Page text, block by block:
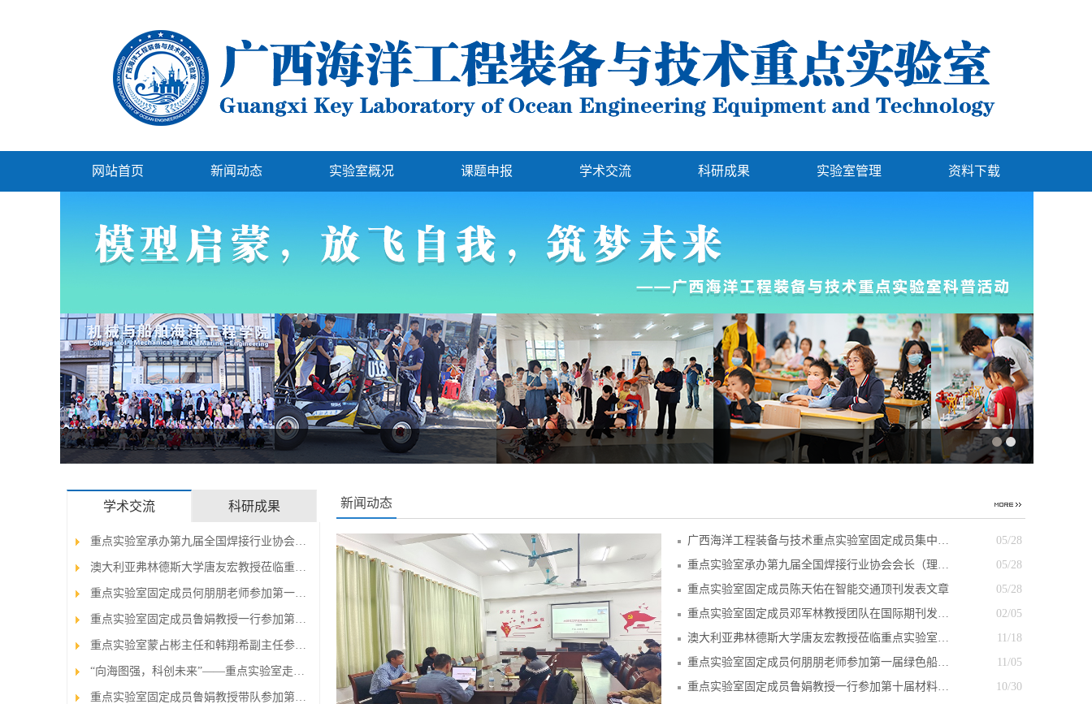
网站首页 新闻动态 实验室概况 课题申报 学术交流 科研成果 实验室管理 资料下载
学术交流 科研成果
重点实验室承办第九届全国焊接行业协会会…
澳大利亚弗林德斯大学唐友宏教授莅临重点…
重点实验室固定成员何朋朋老师参加第一届…
重点实验室固定成员鲁娟教授一行参加第十…
重点实验室蒙占彬主任和韩翔希副主任参加…
“向海图强，科创未来”——重点实验室走…
重点实验室固定成员鲁娟教授带队参加第八…
新闻动态
05/28
广西海洋工程装备与技术重点实验室固定成员集中…
05/28
重点实验室承办第九届全国焊接行业协会会长（理…
05/28
重点实验室固定成员陈天佑在智能交通顶刊发表文章
02/05
重点实验室固定成员邓军林教授团队在国际期刊发…
11/18
澳大利亚弗林德斯大学唐友宏教授莅临重点实验室…
11/05
重点实验室固定成员何朋朋老师参加第一届绿色船…
10/30
重点实验室固定成员鲁娟教授一行参加第十届材料…